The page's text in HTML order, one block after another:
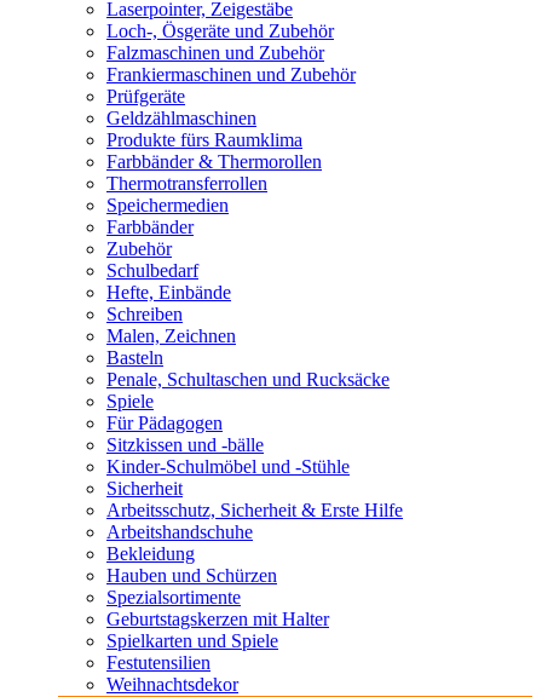
Laserpointer, Zeigestäbe
Loch-, Ösgeräte und Zubehör
Falzmaschinen und Zubehör
Frankiermaschinen und Zubehör
Prüfgeräte
Geldzählmaschinen
Produkte fürs Raumklima
Farbbänder & Thermorollen
Thermotransferrollen
Speichermedien
Farbbänder
Zubehör
Schulbedarf
Hefte, Einbände
Schreiben
Malen, Zeichnen
Basteln
Penale, Schultaschen und Rucksäcke
Spiele
Für Pädagogen
Sitzkissen und -bälle
Kinder-Schulmöbel und -Stühle
Sicherheit
Arbeitsschutz, Sicherheit & Erste Hilfe
Arbeitshandschuhe
Bekleidung
Hauben und Schürzen
Spezialsortimente
Geburtstagskerzen mit Halter
Spielkarten und Spiele
Festutensilien
Weihnachtsdekor